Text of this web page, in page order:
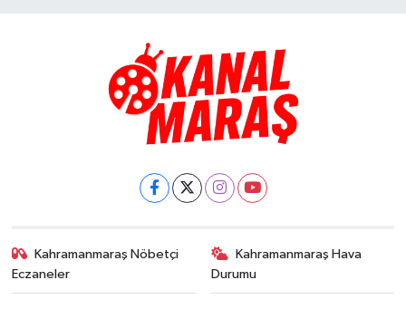
Kahramanmaraş Nöbetçi
Eczaneler
Kahramanmaraş Hava
Durumu